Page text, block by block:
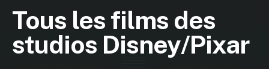
Tous les films des
studios Disney/Pixar